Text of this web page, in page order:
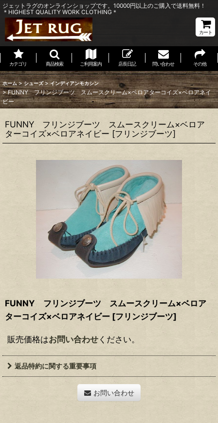
ジェットラグのオンラインショップです。10000円以上のご購入で送料無料！
＊HIGHEST QUALITY WORK CLOTHING＊
カート
カテゴリ 商品検索 ご利用案内 店長日記 問い合わせ その他
ホーム > シューズ > インディアンモカシン
> FUNNY フリンジブーツ スムースクリーム×ベロアターコイズ×ベロアネイ
ビー
FUNNY フリンジブーツ スムースクリーム×ベロア
ターコイズ×ベロアネイビー [フリンジブーツ]
FUNNY フリンジブーツ スムースクリーム×ベロア
ターコイズ×ベロアネイビー [フリンジブーツ]
販売価格はお問い合わせください。
返品特約に関する重要事項
お問い合わせ